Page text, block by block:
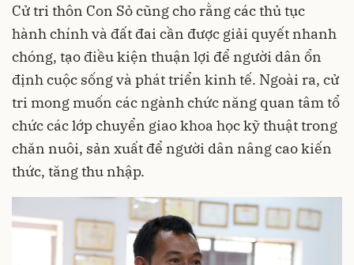
Cử tri thôn Con Sỏ cũng cho rằng các thủ tục
hành chính và đất đai cần được giải quyết nhanh
chóng, tạo điều kiện thuận lợi để người dân ổn
định cuộc sống và phát triển kinh tế. Ngoài ra, cử
tri mong muốn các ngành chức năng quan tâm tổ
chức các lớp chuyển giao khoa học kỹ thuật trong
chăn nuôi, sản xuất để người dân nâng cao kiến
thức, tăng thu nhập.